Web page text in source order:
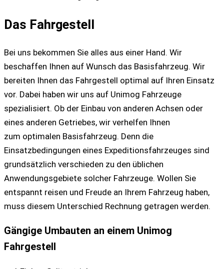
Das Fahrgestell
Bei uns bekommen Sie alles aus einer Hand. Wir
beschaffen Ihnen auf Wunsch das Basisfahrzeug. Wir
bereiten Ihnen das Fahrgestell optimal auf Ihren Einsatz
vor. Dabei haben wir uns auf Unimog Fahrzeuge
spezialisiert. Ob der Einbau von anderen Achsen oder
eines anderen Getriebes, wir verhelfen Ihnen
zum optimalen Basisfahrzeug. Denn die
Einsatzbedingungen eines Expeditionsfahrzeuges sind
grundsätzlich verschieden zu den üblichen
Anwendungsgebiete solcher Fahrzeuge. Wollen Sie
entspannt reisen und Freude an Ihrem Fahrzeug haben,
muss diesem Unterschied Rechnung getragen werden.
Gängige Umbauten an einem Unimog
Fahrgestell